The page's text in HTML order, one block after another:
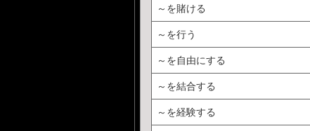
～を賭ける
～を行う
～を自由にする
～を結合する
～を経験する